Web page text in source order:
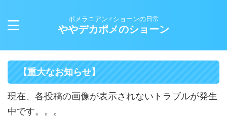
ポメラニアン♂ショーンの日常
ややデカポメのショーン
【重大なお知らせ】
現在、各投稿の画像が表示されないトラブルが発生
中です。。。